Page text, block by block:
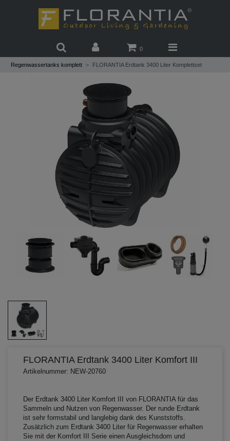
0
Regenwassertanks komplett FLORANTIA Erdtank 3400 Liter Komplettset
FLORANTIA Erdtank 3400 Liter Komfort III
Artikelnummer: NEW-20760
Der Erdtank 3400 Liter Komfort III von FLORANTIA für das
Sammeln und Nutzen von Regenwasser. Der runde Erdtank
ist sehr formstabil und langlebig dank des Kunststoffs.
Zusätzlich zum Erdtank 3400 Liter für Regenwasser erhalten
Sie mit der Komfort III Serie einen Ausgleichsdom und